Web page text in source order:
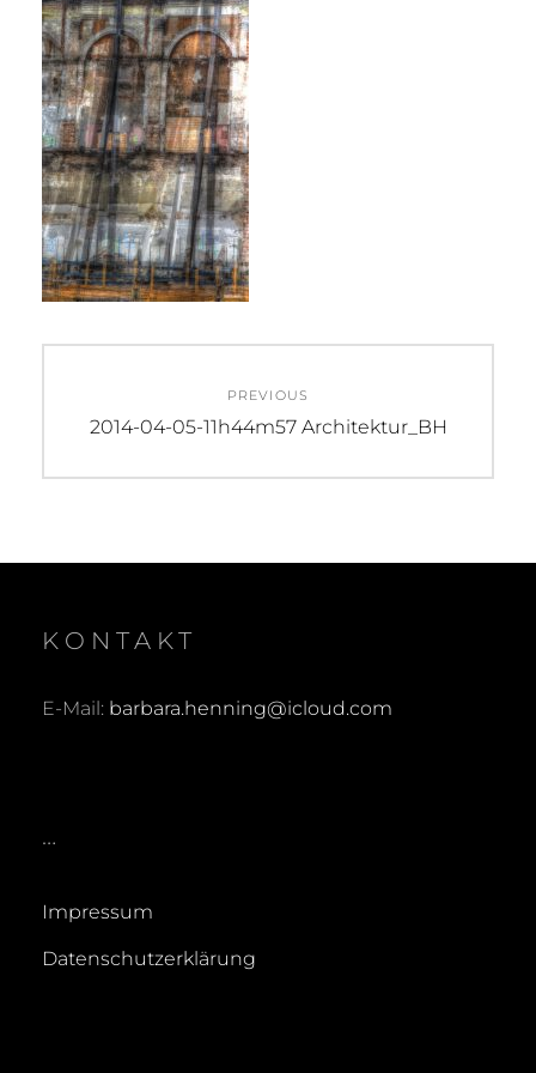
PREVIOUS
Previous
2014-04-05-11h44m57 Architektur_BH
KONTAKT
E-Mail: barbara.henning@icloud.com
…
Impressum
Datenschutzerklärung